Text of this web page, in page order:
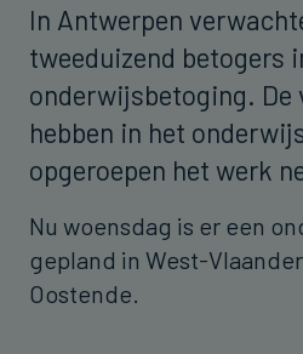
In Antwerpen
tweeduizend betogers
onderwijsbetoging. De
hebben in het
opgeroepen het werk
Nu woensdag is er een
gepland in West-
Oostende.